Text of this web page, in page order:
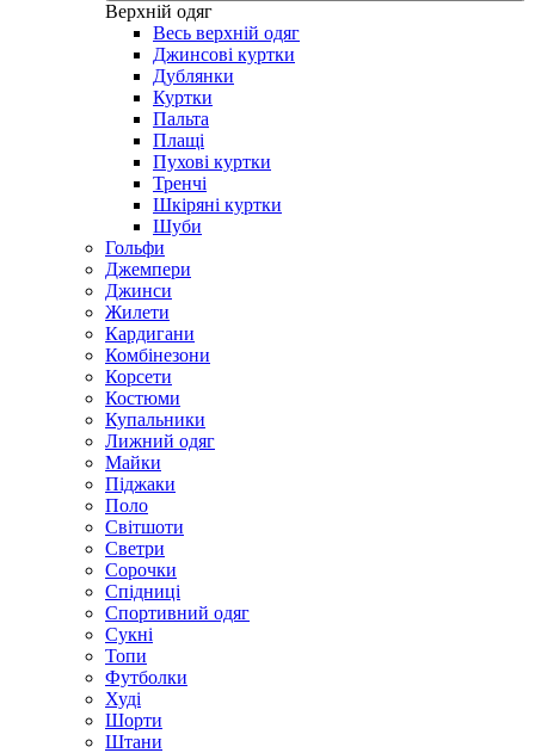
Верхній одяг
Весь верхній одяг
Джинсові куртки
Дублянки
Куртки
Пальта
Плащі
Пухові куртки
Тренчі
Шкіряні куртки
Шуби
Гольфи
Джемпери
Джинси
Жилети
Кардигани
Комбінезони
Корсети
Костюми
Купальники
Лижний одяг
Майки
Піджаки
Поло
Світшоти
Светри
Сорочки
Спідниці
Спортивний одяг
Сукні
Топи
Футболки
Худі
Шорти
Штани